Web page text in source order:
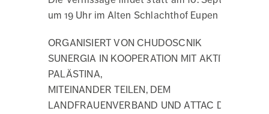
um 19 Uhr im Alten Schlachthof Eupen
ORGANISIERT VON CHUDOSCNIK
SUNERGIA IN KOOPERATION MIT AKTIV FÜR
PALÄSTINA,
MITEINANDER TEILEN, DEM
LANDFRAUENVERBAND UND ATTAC DG.